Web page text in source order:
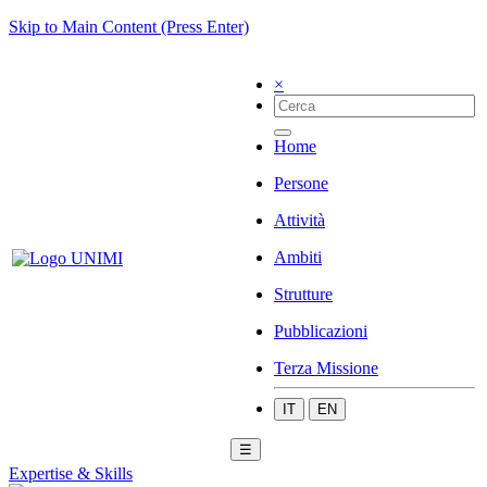
Skip to Main Content (Press Enter)
×
Home
Persone
Attività
Ambiti
Strutture
Pubblicazioni
Terza Missione
IT EN
☰
Expertise & Skills